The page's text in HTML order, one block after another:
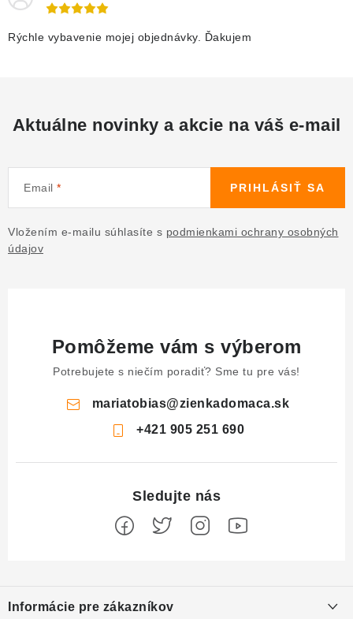
Rýchle vybavenie mojej objednávky. Ďakujem
Aktuálne novinky a akcie na váš e-mail
Email
Vložením e-mailu súhlasíte s podmienkami ochrany osobných
údajov
PRIHLÁSIŤ SA
Pomôžeme vám s výberom
Potrebujete s niečím poradiť? Sme tu pre vás!
mariatobias@zienkadomaca.sk
+421 905 251 690
Informácie pre zákazníkov